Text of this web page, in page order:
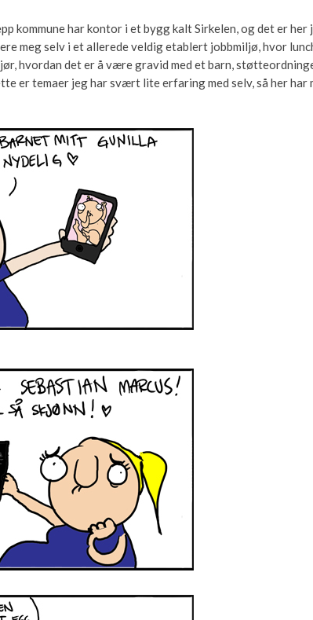
kommune har kontor i et bygg kalt Sirkelen, og det er
meg selv i et allerede veldig etablert jobbmiljø, hvor
hvordan det er å være gravid med et barn,
er temaer jeg har svært lite erfaring med selv, så her